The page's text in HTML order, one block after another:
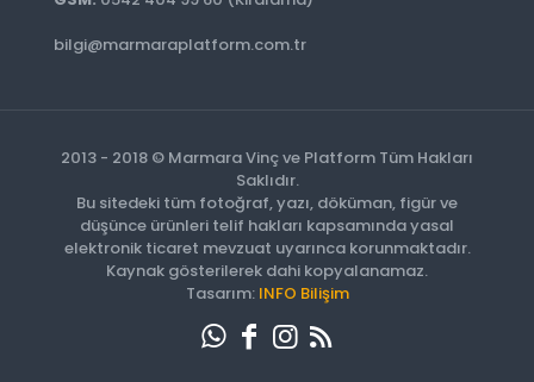
bilgi@marmaraplatform.com.tr
2013 - 2018 © Marmara Vinç ve Platform Tüm Hakları
Saklıdır.
Bu sitedeki tüm fotoğraf, yazı, döküman, figür ve
düşünce ürünleri telif hakları kapsamında yasal
elektronik ticaret mevzuat uyarınca korunmaktadır.
Kaynak gösterilerek dahi kopyalanamaz.
Tasarım: INFO Bilişim